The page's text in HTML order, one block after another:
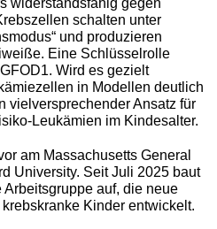
schalten unter
und produzieren
Eine Schlüsselrolle
Wird es gezielt
in Modellen deutlich
vielversprechender Ansatz für
Leukämien im Kindesalter.
am Massachusetts General
University. Seit Juli 2025 baut
auf, die neue
Kinder entwickelt.